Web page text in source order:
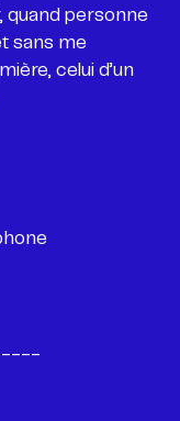
quand personne
sans me
celui d’un